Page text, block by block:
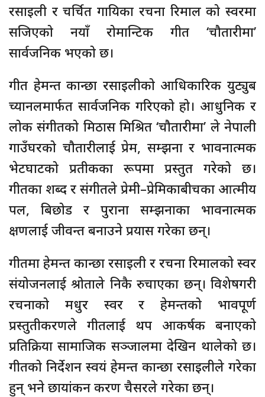
रसाइली र चर्चित गायिका रचना रिमाल को स्वरमा
सजिएको नयाँ रोमान्टिक गीत ‘चौतारीमा’
सार्वजनिक भएको छ।
गीत हेमन्त कान्छा रसाइलीको आधिकारिक युट्युब
च्यानलमार्फत सार्वजनिक गरिएको हो। आधुनिक र
लोक संगीतको मिठास मिश्रित ‘चौतारीमा’ ले नेपाली
गाउँघरको चौतारीलाई प्रेम, सम्झना र भावनात्मक
भेटघाटको प्रतीकका रूपमा प्रस्तुत गरेको छ।
गीतका शब्द र संगीतले प्रेमी–प्रेमिकाबीचका आत्मीय
पल, बिछोड र पुराना सम्झनाका भावनात्मक
क्षणलाई जीवन्त बनाउने प्रयास गरेका छन्।
गीतमा हेमन्त कान्छा रसाइली र रचना रिमालको स्वर
संयोजनलाई श्रोताले निकै रुचाएका छन्। विशेषगरी
रचनाको मधुर स्वर र हेमन्तको भावपूर्ण
प्रस्तुतीकरणले गीतलाई थप आकर्षक बनाएको
प्रतिक्रिया सामाजिक सञ्जालमा देखिन थालेको छ।
गीतको निर्देशन स्वयं हेमन्त कान्छा रसाइलीले गरेका
हुन् भने छायांकन करण चैसरले गरेका छन्।